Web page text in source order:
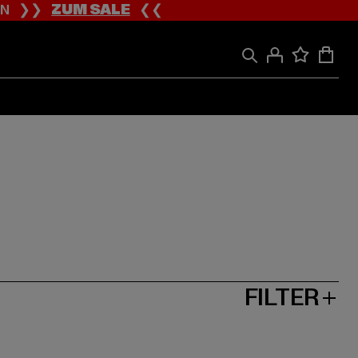
❯❯ZUM SALE❮❮
FILTER